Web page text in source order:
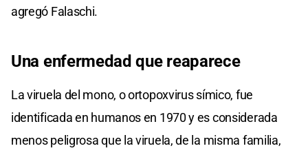
agregó Falaschi.
Una enfermedad que reaparece
La viruela del mono, o ortopoxvirus símico, fue
identificada en humanos en 1970 y es considerada
menos peligrosa que la viruela, de la misma familia,